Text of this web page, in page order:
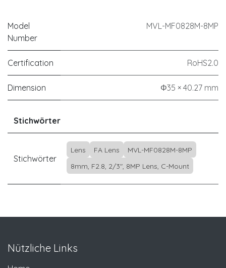
Model
Number
MVL-MF0828M-8MP
Certification RoHS2.0
Dimension Φ35 × 40.27 mm
Stichwörter
Stichwörter
Lens FA Lens
MVL-MF0828M-8MP
8mm, F2.8, 2/3", 8MP Lens, C-Mount
Nützliche Links